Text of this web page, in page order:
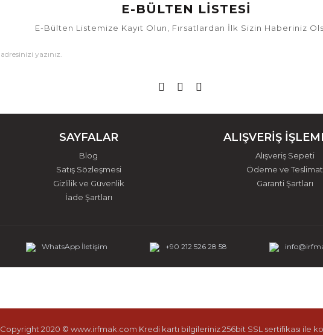
E-BÜLTEN LİSTESİ
E-Bülten Listemize Kayıt Olun, Fırsatlardan İlk Sizin Haberiniz
SAYFALAR
Blog
Satış Sözleşmesi
Gizlilik ve Güvenlik
İade Şartları
ALIŞVERİŞ
Alışveriş Sepeti
Ödeme ve Teslimat
Garanti Şartları
WhatsApp İletişim +90 212 526 28 58
Copyright 2020 © www.irfmak.com Kredi kartı bilgileriniz 256bit SSL sertifikası ile